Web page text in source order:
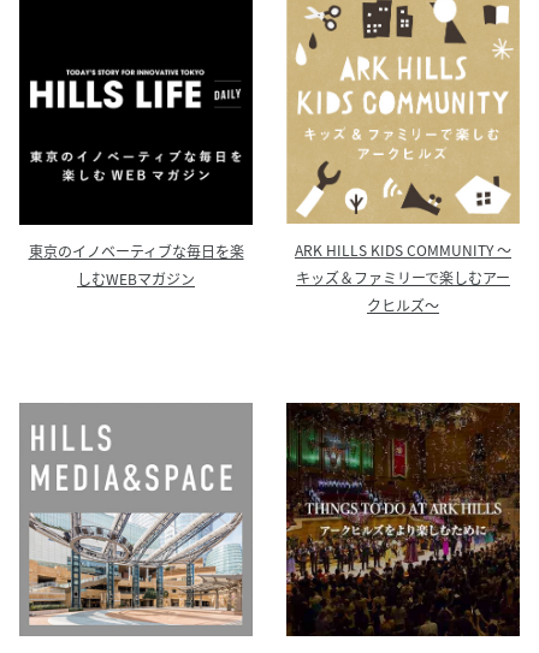
東京のイノベーティブな毎日を楽
しむWEBマガジン
ARK HILLS KIDS COMMUNITY ～
キッズ＆ファミリーで楽しむアー
クヒルズ～